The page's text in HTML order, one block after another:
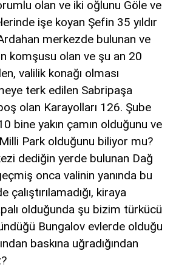
olan ve iki oğlunu Göle ve
işe koyan Şefin 35 yıldır
merkezde bulunan ve
komşusu olan ve şu an 20
valilik konağı olması
terk edilen Sabripaşa
olan Karayolları 126. Şube
bine yakın çamın olduğunu ve
Park olduğunu biliyor mu?
dediğin yerde bulunan Dağ
onca valinin yanında bu
kiraya
olduğunda şu bizim türkücü
Bungalov evlerde olduğu
baskına uğradığından